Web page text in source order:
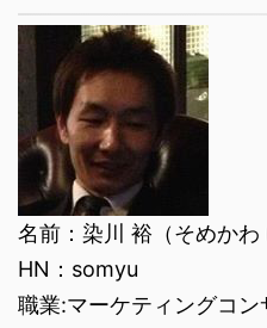
名前：染川 裕（そめかわ
HN：somyu
職業:マーケティングコ